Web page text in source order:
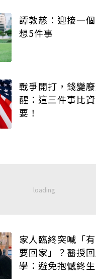
譚敦慈：迎接一
想5件事
戰爭開打，錢變
醒：這三件事比
要！
家人臨終突喊「
要回家」？醫授
學：避免抱憾終生